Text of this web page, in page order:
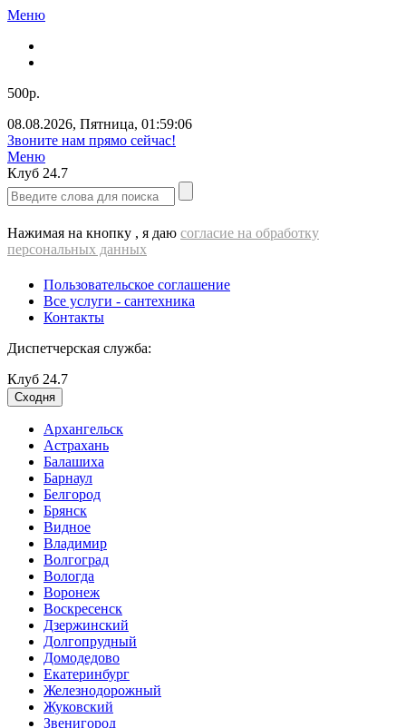
Меню
500р.
08.08.2026, Пятница, 01:59:06
Звоните нам прямо сейчас!
Меню
Клуб 24.7
Нажимая на кнопку , я даю согласие на обработку
персональных данных
Пользовательское соглашение
Все услуги - cантехника
Контакты
Диспетчерская служба:
Клуб 24.7
Сходня
Архангельск
Астрахань
Балашиха
Барнаул
Белгород
Брянск
Видное
Владимир
Волгоград
Вологда
Воронеж
Воскресенск
Дзержинский
Долгопрудный
Домодедово
Екатеринбург
Железнодорожный
Жуковский
Звенигород